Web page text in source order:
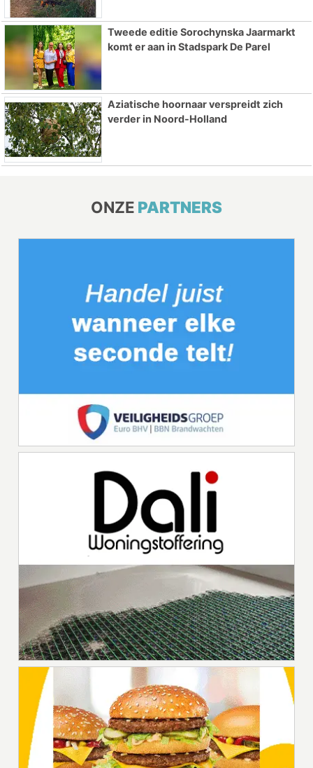
Tweede editie Sorochynska Jaarmarkt
komt er aan in Stadspark De Parel
Aziatische hoornaar verspreidt zich
verder in Noord-Holland
ONZE PARTNERS